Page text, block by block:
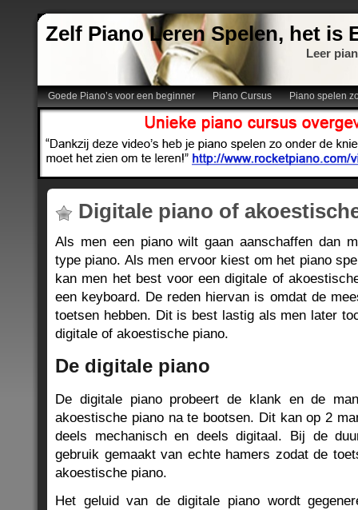
Zelf Piano Leren Spelen, het is
Leer
Goede Piano’s voor een beginner Piano Cursus Piano spelen
Digitale piano of
Als men een piano wilt gaan aanschaffen dan
type piano. Als men ervoor kiest om het piano
kan men het best voor een digitale of
een keyboard. De reden hiervan is omdat de
toetsen hebben. Dit is best lastig als men later
digitale of akoestische piano.
De digitale piano
De digitale piano probeert de klank en de
akoestische piano na te bootsen. Dit kan op 2
deels mechanisch en deels digitaal. Bij de
gebruik gemaakt van echte hamers zodat de
akoestische piano.
Het geluid van de digitale piano wordt